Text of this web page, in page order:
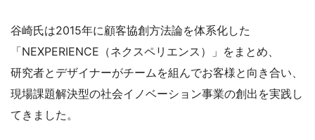
谷崎氏は2015年に顧客協創方法論を体系化した
「NEXPERIENCE（ネクスペリエンス）」をまとめ、
研究者とデザイナーがチームを組んでお客様と向き合い、
現場課題解決型の社会イノベーション事業の創出を実践し
てきました。